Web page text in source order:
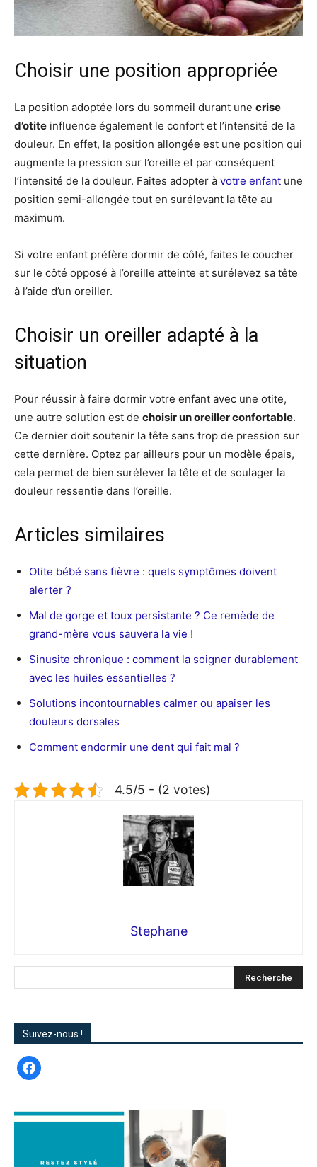
Choisir une position appropriée
La position adoptée lors du sommeil durant une crise
d’otite influence également le confort et l’intensité de la
douleur. En effet, la position allongée est une position qui
augmente la pression sur l’oreille et par conséquent
l’intensité de la douleur. Faites adopter à votre enfant une
position semi-allongée tout en surélevant la tête au
maximum.
Si votre enfant préfère dormir de côté, faites le coucher
sur le côté opposé à l’oreille atteinte et surélevez sa tête
à l’aide d’un oreiller.
Choisir un oreiller adapté à la
situation
Pour réussir à faire dormir votre enfant avec une otite,
une autre solution est de choisir un oreiller confortable.
Ce dernier doit soutenir la tête sans trop de pression sur
cette dernière. Optez par ailleurs pour un modèle épais,
cela permet de bien surélever la tête et de soulager la
douleur ressentie dans l’oreille.
Articles similaires
Otite bébé sans fièvre : quels symptômes doivent
alerter ?
Mal de gorge et toux persistante ? Ce remède de
grand-mère vous sauvera la vie !
Sinusite chronique : comment la soigner durablement
avec les huiles essentielles ?
Solutions incontournables calmer ou apaiser les
douleurs dorsales
Comment endormir une dent qui fait mal ?
4.5/5 - (2 votes)
Stephane
Suivez-nous !
facebook